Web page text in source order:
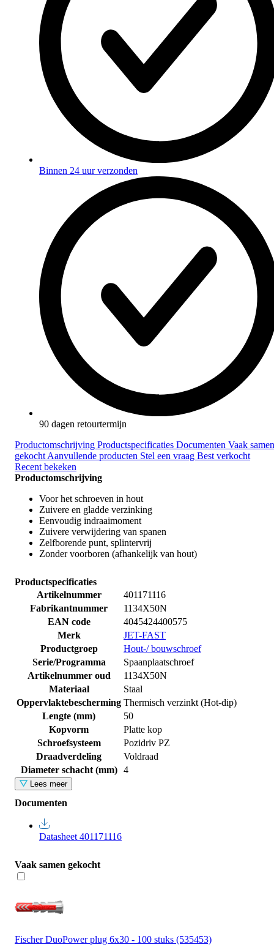
Binnen 24 uur verzonden
90 dagen retourtermijn
Productomschrijving Productspecificaties Documenten Vaak samen
gekocht Aanvullende producten Stel een vraag Best verkocht
Recent bekeken
Productomschrijving
Voor het schroeven in hout
Zuivere en gladde verzinking
Eenvoudig indraaimoment
Zuivere verwijdering van spanen
Zelfborende punt, splintervrij
Zonder voorboren (afhankelijk van hout)
Productspecificaties
Artikelnummer
401171116
Fabrikantnummer
1134X50N
EAN code
4045424400575
Merk
JET-FAST
Productgroep
Hout-/ bouwschroef
Serie/Programma
Spaanplaatschroef
Artikelnummer oud
1134X50N
Materiaal
Staal
Oppervlaktebescherming Thermisch verzinkt (Hot-dip)
Lengte (mm)
50
Kopvorm
Platte kop
Schroefsysteem
Pozidriv PZ
Draadverdeling
Voldraad
Diameter schacht (mm)
4
Lees meer
Documenten
Datasheet 401171116
Vaak samen gekocht
Fischer DuoPower plug 6x30 - 100 stuks (535453)